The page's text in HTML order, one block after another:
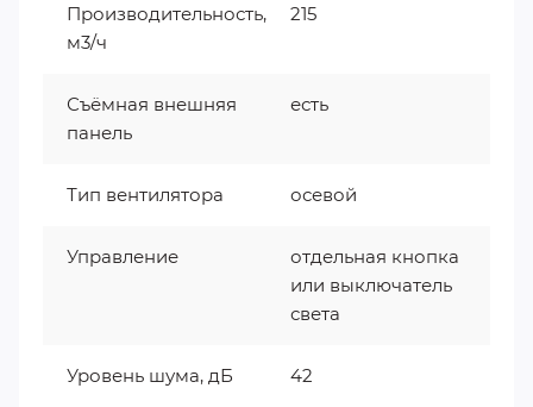
Производительность,
м3/ч
215
Съёмная внешняя
панель
есть
Тип вентилятора осевой
Управление
отдельная кнопка
или выключатель
света
Уровень шума, дБ 42